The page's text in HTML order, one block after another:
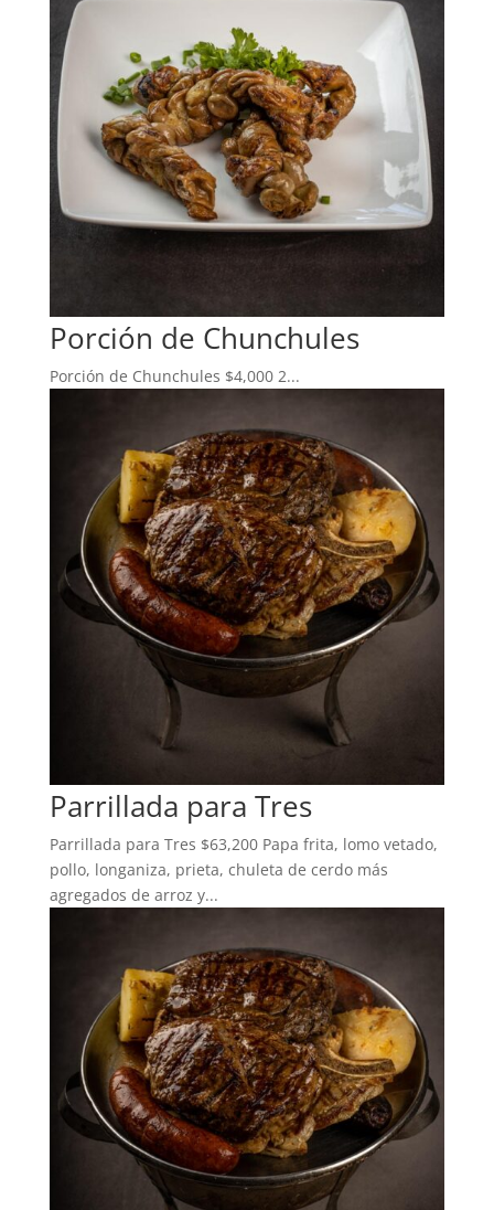
Porción de Chunchules
Porción de Chunchules $4,000 2...
Parrillada para Tres
Parrillada para Tres $63,200 Papa frita, lomo vetado,
pollo, longaniza, prieta, chuleta de cerdo más
agregados de arroz y...